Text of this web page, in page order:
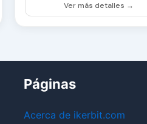
Ver más detalles →
Páginas
Acerca de ikerbit.com